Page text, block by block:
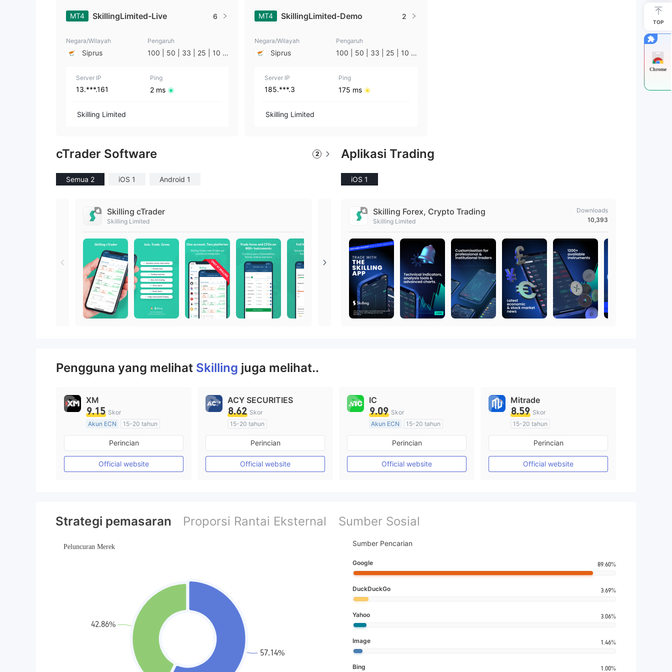
MT4 SkillingLimited-Live 6
Negara/Wilayah
Siprus
Pengaruh
100 | 50 | 33 | 25 | 10 |
Server IP
13.***.161
Ping
2 ms
Skilling Limited
MT4 SkillingLimited-Demo 2
Negara/Wilayah
Siprus
Pengaruh
100 | 50 | 33 | 25 | 10 |
Server IP
185.***.3
Ping
175 ms
Skilling Limited
cTrader Software 2
Semua 2 iOS 1 Android 1
Skilling cTrader
Skilling Limited
Skilling cTrader
Dapatkan cTrader, platform trading yang kuat dirancang untuk trader y
Aplikasi Trading
iOS 1
Skilling Forex, Crypto Trading
Skilling Limited
Downloads
10,393
Pengguna yang melihat Skilling juga melihat..
XM
9.15 Skor
Akun ECN
15-20 tahun
Diatur di Australia
Market Maker (MM)
Lisensi Penuh MT4
Perincian
Official website
ACY SECURITIES
8.62 Skor
15-20 tahun
Diatur di Australia
Market Maker (MM)
Lisensi Penuh MT4
Perincian
Official website
IC
9.09 Skor
Akun ECN
15-20 tahun
Diatur di Australia
Market Maker (MM)
Lisensi Penuh MT4
Perincian
Official website
Mitrade
8.59 Skor
15-20 tahun
Diatur di Australia
Market Maker (MM)
Penelitian mandiri
Perincian
Official website
Strategi pemasaran Proporsi Rantai Eksternal Sumber Sosial
Sumber Pencarian
Google 89.60%
DuckDuckGo 3.69%
Yahoo 3.06%
Image 1.46%
Bing 1.00%
TOP
Chrome